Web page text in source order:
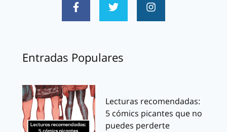
Entradas Populares
Lecturas recomendadas:
5 cómics picantes que no
puedes perderte